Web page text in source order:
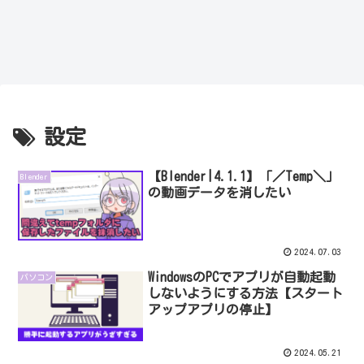
設定
Blender
【Blender|4.1.1】「／Temp＼」
の動画データを消したい
2024.07.03
パソコン
WindowsのPCでアプリが自動起動
しないようにする方法【スタート
アップアプリの停止】
2024.05.21